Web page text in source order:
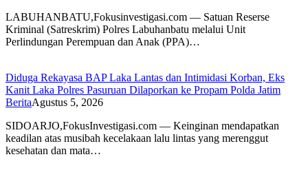
LABUHANBATU,Fokusinvestigasi.com — Satuan Reserse
Kriminal (Satreskrim) Polres Labuhanbatu melalui Unit
Perlindungan Perempuan dan Anak (PPA)…
Diduga Rekayasa BAP Laka Lantas dan Intimidasi Korban, Eks
Kanit Laka Polres Pasuruan Dilaporkan ke Propam Polda Jatim
BeritaAgustus 5, 2026
SIDOARJO,FokusInvestigasi.com — Keinginan mendapatkan
keadilan atas musibah kecelakaan lalu lintas yang merenggut
kesehatan dan mata…